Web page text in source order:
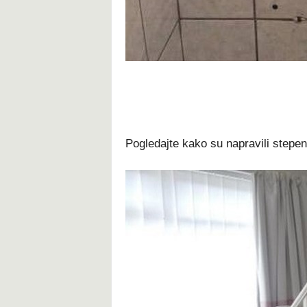
Pogledajte kako su napravili